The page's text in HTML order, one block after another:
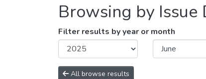
Browsing by
Filter results by year or month
All browse results